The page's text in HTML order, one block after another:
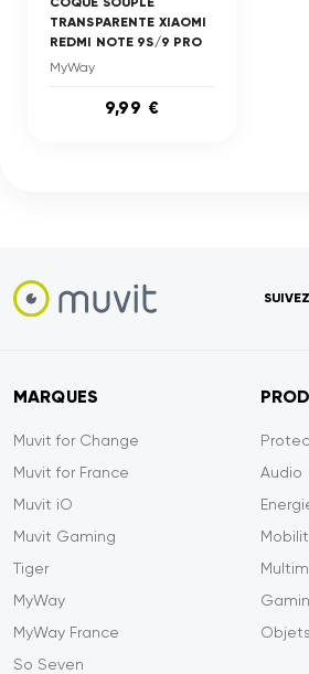
TRANSPARENTE XIAOMI
REDMI NOTE 9S/9 PRO
MyWay
9,99 €
MARQUES
Muvit for Change
Muvit for France
Muvit iO
Muvit Gaming
Tiger
MyWay
MyWay France
So Seven
Audio